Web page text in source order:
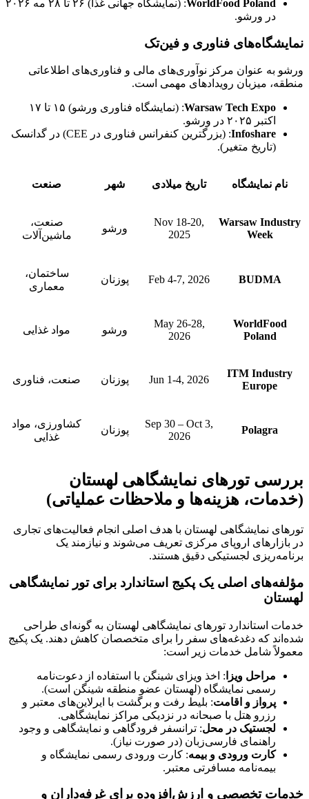
WorldFood Poland
: (نمایشگاه جهانی غذا) ۲۶ تا ۲۸ مه ۲۰۲۶
در ورشو.
نمایشگاه‌های فناوری و فین‌تک
ورشو به عنوان مرکز نوآوری‌های مالی و فناوری‌های اطلاعاتی
منطقه، میزبان رویدادهای مهمی است.
Warsaw Tech Expo
: (نمایشگاه فناوری ورشو) ۱۵ تا ۱۷
اکتبر ۲۰۲۵ در ورشو.
Infoshare
: (بزرگترین کنفرانس فناوری در CEE) در گدانسک
(تاریخ متغیر).
نام نمایشگاه تاریخ میلادی شهر صنعت
Warsaw Industry
Week
Nov 18-20,
2025
ورشو
صنعت،
ماشین‌آلات
BUDMA
Feb 4-7, 2026 پوزنان
ساختمان،
معماری
WorldFood
Poland
May 26-28,
2026
ورشو مواد غذایی
ITM Industry
Europe
Jun 1-4, 2026 پوزنان صنعت، فناوری
Polagra
Sep 30 – Oct 3,
2026
پوزنان
کشاورزی، مواد
غذایی
بررسی تورهای نمایشگاهی لهستان
(خدمات، هزینه‌ها و ملاحظات عملیاتی)
تورهای نمایشگاهی لهستان با هدف اصلی انجام فعالیت‌های تجاری
در بازارهای اروپای مرکزی تعریف می‌شوند و نیازمند یک
برنامه‌ریزی لجستیکی دقیق هستند.
مؤلفه‌های اصلی یک پکیج استاندارد برای تور نمایشگاهی
لهستان
خدمات استاندارد تورهای نمایشگاهی لهستان به گونه‌ای طراحی
شده‌اند که دغدغه‌های سفر را برای متخصصان کاهش دهند. یک پکیج
معمولاً شامل خدمات زیر است:
مراحل ویزا : اخذ ویزای شینگن با استفاده از دعوت‌نامه
رسمی نمایشگاه (لهستان عضو منطقه شینگن است).
پرواز و اقامت: بلیط رفت و برگشت با ایرلاین‌های معتبر و
رزرو هتل با صبحانه در نزدیکی مراکز نمایشگاهی.
لجستیک در محل: ترانسفر فرودگاهی و نمایشگاهی و وجود
راهنمای فارسی‌زبان (در صورت نیاز).
کارت ورودی و بیمه: کارت ورودی رسمی نمایشگاه و
بیمه‌نامه مسافرتی معتبر.
خدمات تخصصی و ارزش‌افزوده برای غرفه‌داران و